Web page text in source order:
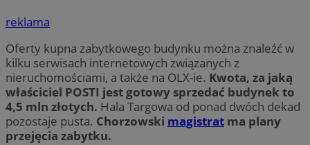
reklama
Oferty kupna zabytkowego budynku można znaleźć w
kilku serwisach internetowych związanych z
nieruchomościami, a także na OLX-ie. Kwota, za jaką
właściciel POSTI jest gotowy sprzedać budynek to
4,5 mln złotych. Hala Targowa od ponad dwóch dekad
pozostaje pusta. Chorzowski magistrat ma plany
przejęcia zabytku.